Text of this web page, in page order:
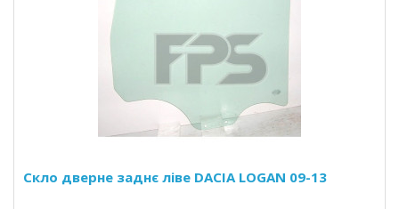
Скло дверне заднє ліве DACIA LOGAN 09-13